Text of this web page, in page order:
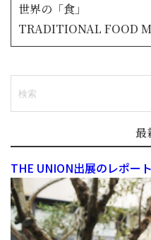
世界の「食」
TRADITIONAL FOOD
最
THE UNION出展のレポート